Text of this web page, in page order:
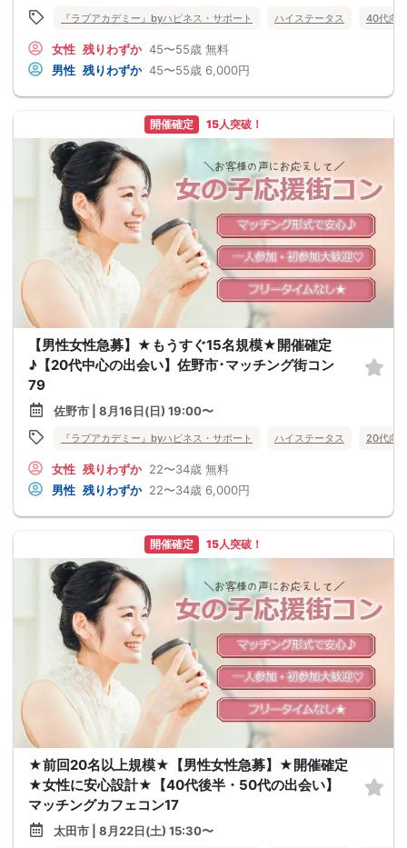
『ラブアカデミー』byハピネス・サポート ハイステータス 40代向
女性 残りわずか 45〜55歳 無料
男性 残りわずか 45〜55歳 6,000円
開催確定 15人突破！
【男性女性急募】★もうすぐ15名規模★開催確定
♪【20代中心の出会い】佐野市･マッチング街コン
79
佐野市 | 8月16日(日) 19:00〜
『ラブアカデミー』byハピネス・サポート ハイステータス 20代向
女性 残りわずか 22〜34歳 無料
男性 残りわずか 22〜34歳 6,000円
開催確定 15人突破！
★前回20名以上規模★【男性女性急募】★開催確定
★女性に安心設計★【40代後半・50代の出会い】
マッチングカフェコン17
太田市 | 8月22日(土) 15:30〜